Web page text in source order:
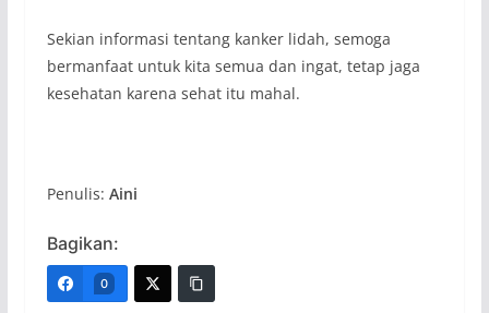
Sekian informasi tentang kanker lidah, semoga
bermanfaat untuk kita semua dan ingat, tetap jaga
kesehatan karena sehat itu mahal.
Penulis: Aini
Bagikan:
0